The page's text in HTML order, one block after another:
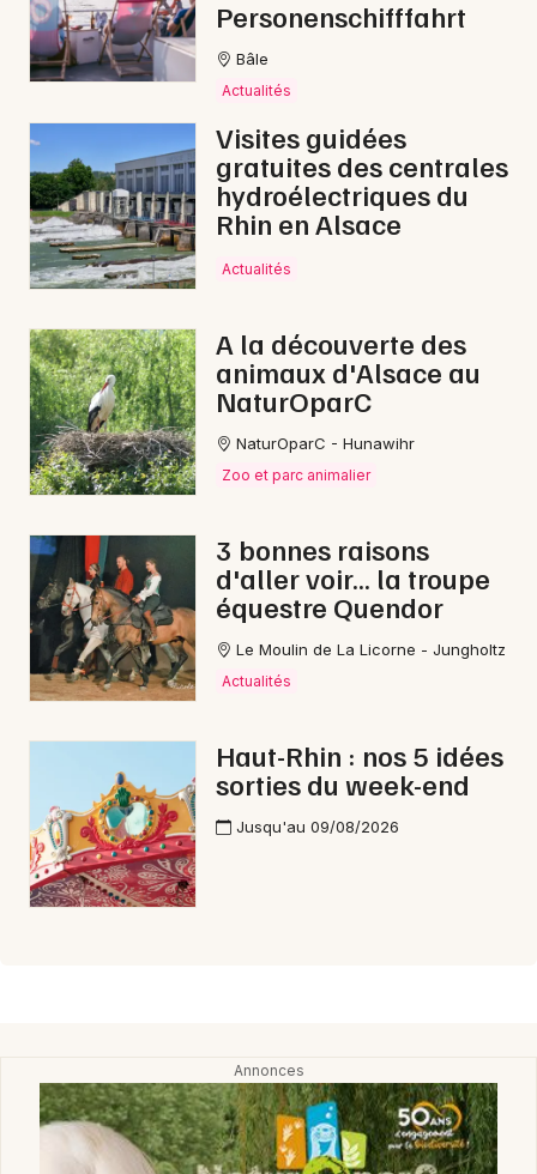
Personenschifffahrt
Bâle
Actualités
Visites guidées
gratuites des centrales
hydroélectriques du
Rhin en Alsace
Actualités
A la découverte des
animaux d'Alsace au
NaturOparC
NaturOparC - Hunawihr
Zoo et parc animalier
3 bonnes raisons
d'aller voir... la troupe
équestre Quendor
Le Moulin de La Licorne - Jungholtz
Actualités
Haut-Rhin : nos 5 idées
sorties du week-end
Jusqu'au 09/08/2026